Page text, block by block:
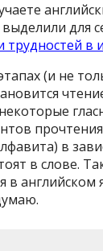
для
трудностей в
(и не
в
в слове.
в английском